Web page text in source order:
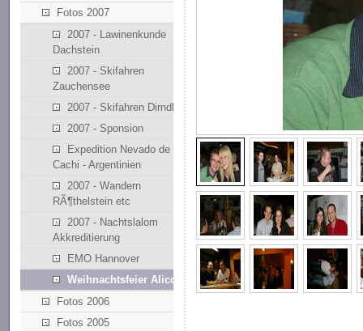
Fotos 2007
2007 - Lawinenkunde
Dachstein
2007 - Skifahren
Zauchensee
2007 - Skifahren Dirndllift
2007 - Sponsion
Expedition Nevado de
Cachi - Argentinien
2007 - Wandern
RÃ¶thelstein etc
2007 - Nachtslalom
Akkreditierung
EMO Hannover
Weihnachtsfeier Alicona
Fotos 2006
Fotos 2005